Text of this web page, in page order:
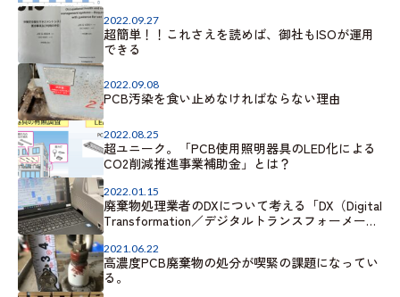
2022.09.27
超簡単！！これさえを読めば、御社もISOが運用
できる
2022.09.08
PCB汚染を食い止めなければならない理由
2022.08.25
超ユニーク。「PCB使用照明器具のLED化による
CO2削減推進事業補助金」とは？
2022.01.15
廃棄物処理業者のDXについて考える「DX（Digital
Transformation／デジタルトランスフォーメーシ
2021.06.22
高濃度PCB廃棄物の処分が喫緊の課題になってい
る。